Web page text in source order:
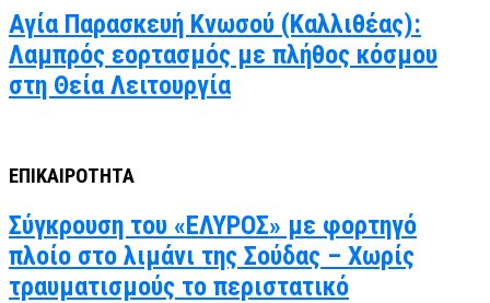
Αγία Παρασκευή Κνωσού (Καλλιθέας):
Λαμπρός εορτασμός με πλήθος κόσμου
στη Θεία Λειτουργία
ΕΠΙΚΑΙΡΟΤΗΤΑ
Σύγκρουση του «ΕΛΥΡΟΣ» με φορτηγό
πλοίο στο λιμάνι της Σούδας – Χωρίς
τραυματισμούς το περιστατικό